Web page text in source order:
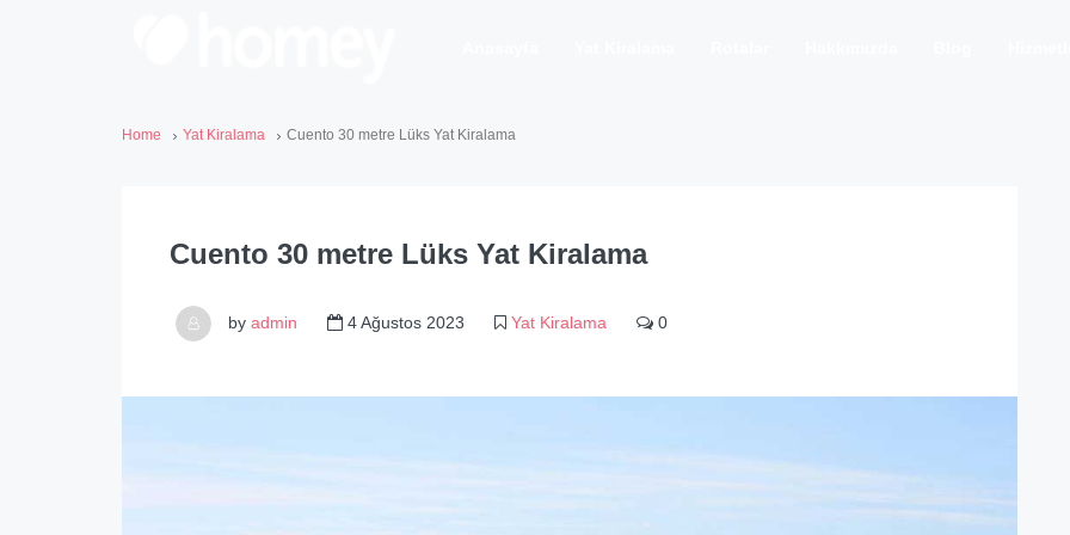
Home Yat Kiralama Cuento 30 metre Lüks Yat Kiralama
Cuento 30 metre Lüks Yat Kiralama
by admin 4 Ağustos 2023 Yat Kiralama 0